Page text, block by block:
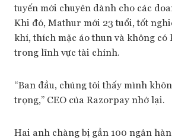
tuyến mới chuyên dành cho các
Khi đó, Mathur mới 23 tuổi, tốt
khí, thích mặc áo thun và không có
trong lĩnh vực tài chính.
“Ban đầu, chúng tôi thấy mình
trọng,” CEO của Razorpay nhớ lại.
Hai anh chàng bị gần 100 ngân